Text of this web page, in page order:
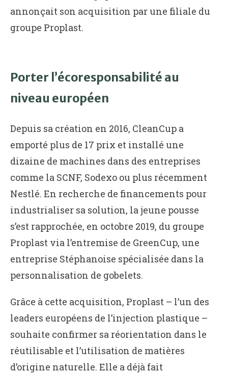
annonçait son acquisition par une filiale du
groupe Proplast.
Porter l’écoresponsabilité au
niveau européen
Depuis sa création en 2016, CleanCup a
emporté plus de 17 prix et installé une
dizaine de machines dans des entreprises
comme la SCNF, Sodexo ou plus récemment
Nestlé. En recherche de financements pour
industrialiser sa solution, la jeune pousse
s’est rapprochée, en octobre 2019, du groupe
Proplast via l’entremise de GreenCup, une
entreprise Stéphanoise spécialisée dans la
personnalisation de gobelets.
Grâce à cette acquisition, Proplast – l’un des
leaders européens de l’injection plastique –
souhaite confirmer sa réorientation dans le
réutilisable et l’utilisation de matières
d’origine naturelle. Elle a déjà fait